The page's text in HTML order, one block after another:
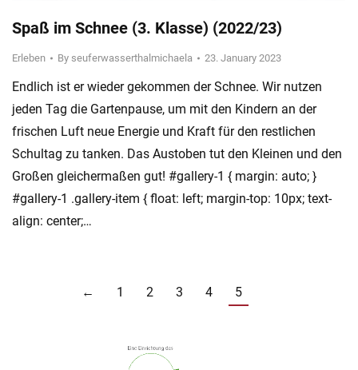
Spaß im Schnee (3. Klasse) (2022/23)
Erleben By seuferwasserthalmichaela 23. January 2023
Endlich ist er wieder gekommen der Schnee. Wir nutzen
jeden Tag die Gartenpause, um mit den Kindern an der
frischen Luft neue Energie und Kraft für den restlichen
Schultag zu tanken. Das Austoben tut den Kleinen und den
Großen gleichermaßen gut! #gallery-1 { margin: auto; }
#gallery-1 .gallery-item { float: left; margin-top: 10px; text-
align: center;…
← 1 2 3 4 5